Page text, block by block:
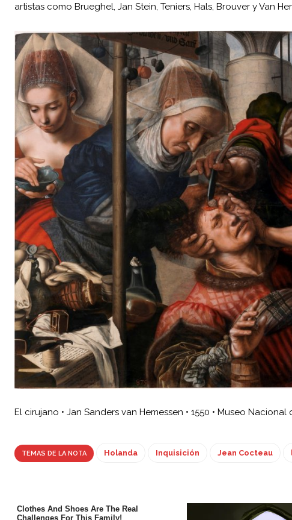
artistas como Brueghel, Jan Stein, Teniers, Hals, Brouver y Van
El cirujano • Jan Sanders van Hemessen • 1550 • Museo
TEMAS DE LA NOTA Holanda Inquisición Jean Cocteau